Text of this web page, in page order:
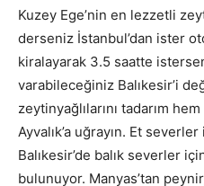
Kuzey Ege’nin en lezzetli
derseniz İstanbul’dan ister
kiralayarak 3.5 saatte
varabileceğiniz Balıkesir’i
zeytinyağlılarını tadarım
Ayvalık’a uğrayın. Et
Balıkesir’de balık severler
bulunuyor. Manyas’tan